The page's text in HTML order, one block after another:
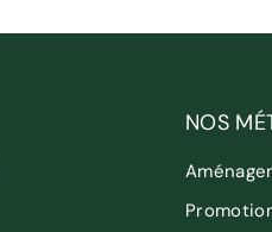
NOS